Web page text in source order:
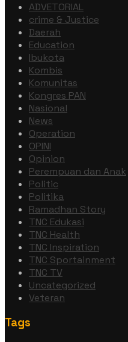
ADVETORIAL
crime & Justice
Daerah
Education
Ibukota
Kombis
Komunitas
Kongres PAN
Nasional
News
Operation
OPINI
Opinion
Perempuan dan Anak
Politic
Politika
Ramadhan Story
TNC Edukasi
TNC Health
TNC Inspiration
TNC Sportainment
TNC TV
Uncategorized
Veteran
Tags